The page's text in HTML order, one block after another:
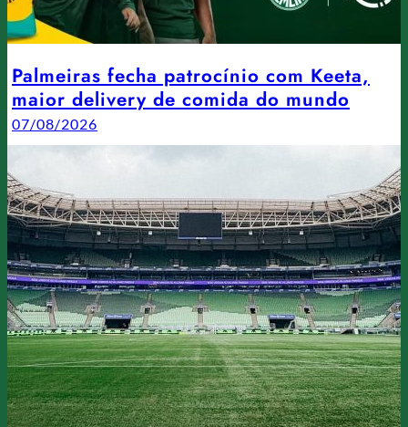
Palmeiras fecha patrocínio com Keeta,
maior delivery de comida do mundo
07/08/2026